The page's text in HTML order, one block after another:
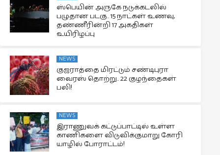
ஸ்பெயின் அருகே நடுக்கடலில்
பழுதான படகு.. 15 நாட்கள் உணவு,
தண்ணீரின்றி 17 அகதிகள்
உயிரிழப்பு
NEWS
குஜராத்தை மிரட்டும் சண்டிபுரா
வைரஸ் தொற்று.. 22 குழந்தைகள்
பலி!
NEWS
இராணுவக் கட்டுப்பாட்டில் உள்ள
காணிகளை விடுவிக்குமாறு கோரி
யாழில் போராட்டம்!